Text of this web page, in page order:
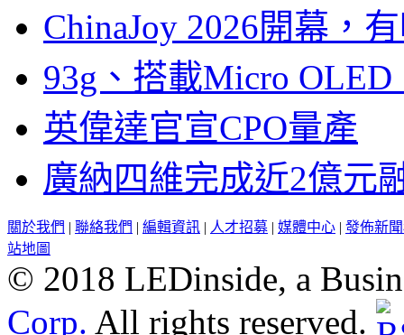
ChinaJoy 2026開幕，
93g、搭載Micro
英偉達官宣CPO量產
廣納四維完成近2億元
關於我們 | 聯絡我們 | 編輯資訊 | 人才招募 | 媒體中心 | 發佈新
站地圖
© 2018 LEDinside, a
Corp. All rights reserved.